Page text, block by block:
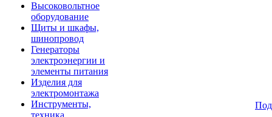
Высоковольтное
оборудование
Щиты и шкафы,
шинопровод
Генераторы
электроэнергии и
элементы питания
Изделия для
электромонтажа
Инструменты,
техника